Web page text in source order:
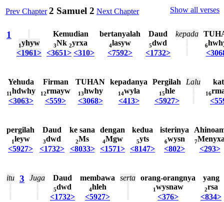
Prev Chapter 2 Samuel 2 Next Chapter Show all verses
1
1yhyw
<1961>
Kemudian
3Nk 2yrxa
<3651> <310>
bertanyalah
4lasyw
<7592>
Daud
5dwd
<1732>
kepada
6
Yehuda
11hdwhy
<3063>
Firman
12rmayw
<559>
TUHAN
13hwhy
<3068>
kepadanya
14wyla
<413>
Pergilah
15hle
<5927>
Lalu
16
pergilah
1leyw
<5927>
Daud
3dwd
<1732>
ke sana
2Ms
<8033>
dengan
4Mgw
<1571>
kedua
5yts
<8147>
isterinya
6wysn
<802>
7
<293>
itu 3 Juga Daud
5dwd
<1732>
membawa
4hleh
<5927>
serta orang-orangnya
1wysnaw
<376>
yang
2rsa
<834>